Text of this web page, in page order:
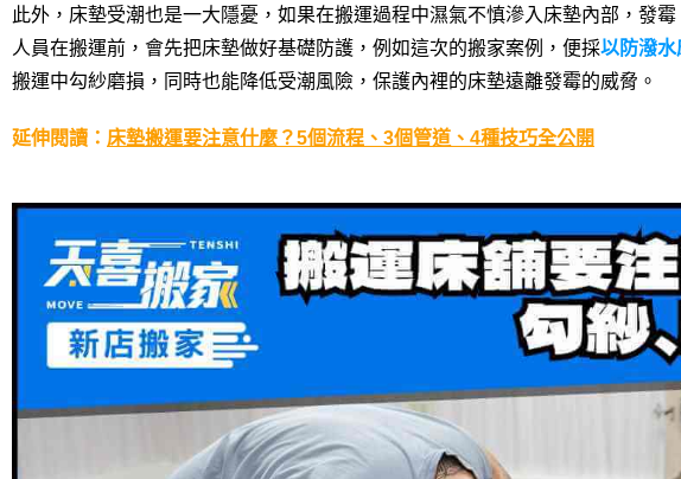
此外，床墊受潮也是一大隱憂，如果在搬運過程中濕氣不慎滲入床墊內部，發
人員在搬運前，會先把床墊做好基礎防護，例如這次的搬家案例，便採以防潑水
搬運中勾紗磨損，同時也能降低受潮風險，保護內裡的床墊遠離發霉的威脅。
延伸閱讀： 床墊搬運要注意什麼？5個流程、3個管道、4種技巧全公開